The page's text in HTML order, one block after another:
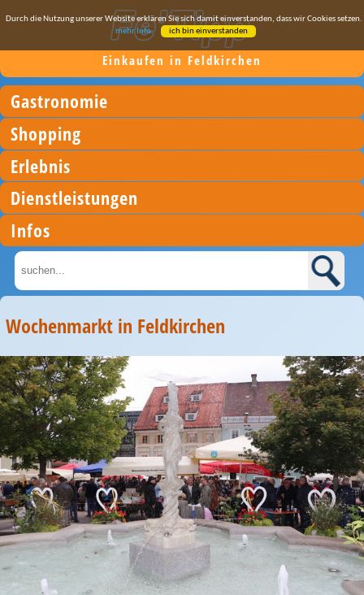
Durch die Nutzung unserer Website erklären Sie sich damit einverstanden, dass wir Cookies setzen.
mehr Info
ich bin einverstanden
Einkaufen in Feldkirchen
Gastronomie
Shopping
Erlebnis
Dienstleistungen
Infos
Wochenmarkt in Feldkirchen